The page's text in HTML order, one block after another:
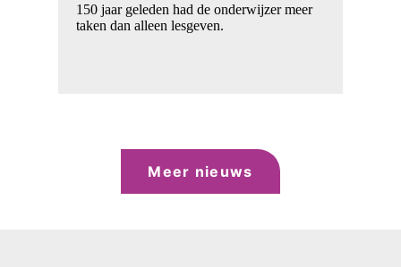
150 jaar geleden had de onderwijzer meer
taken dan alleen lesgeven.
Meer nieuws